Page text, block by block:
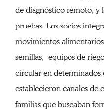
de diagnóstico remoto,
pruebas. Los socios
movimientos
semillas, equipos de
circular en determinados
establecieron canales de
familias que buscaban